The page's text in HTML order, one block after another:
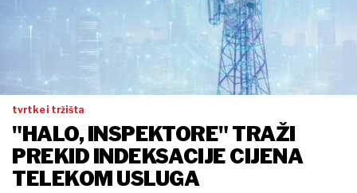
tvrtke i tržišta
"HALO, INSPEKTORE" TRAŽI
PREKID INDEKSACIJE CIJENA
TELEKOM USLUGA